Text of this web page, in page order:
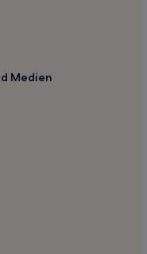
Medien